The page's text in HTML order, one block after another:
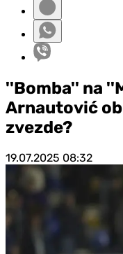
''Bomba'' na
Arnautović
zvezde?
19.07.2025 08:32